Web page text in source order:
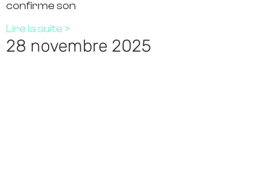
confirme son
Lire la suite >
28 novembre 2025